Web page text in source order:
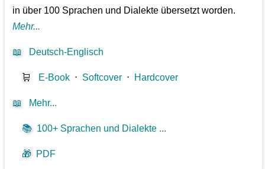
in über 100 Sprachen und Dialekte übersetzt worden.
Mehr...
📖 Deutsch-Englisch
🛒 E-Book ⋅ Softcover ⋅ Hardcover
📖 Mehr...
📚 100+ Sprachen und Dialekte ...
🎁 PDF